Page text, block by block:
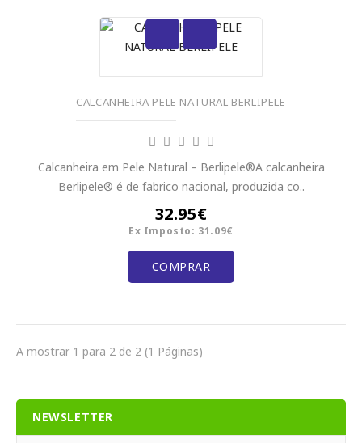
CALCANHEIRA PELE NATURAL BERLIPELE
Calcanheira em Pele Natural – Berlipele®A calcanheira
Berlipele® é de fabrico nacional, produzida co..
32.95€
Ex Imposto: 31.09€
COMPRAR
A mostrar 1 para 2 de 2 (1 Páginas)
NEWSLETTER